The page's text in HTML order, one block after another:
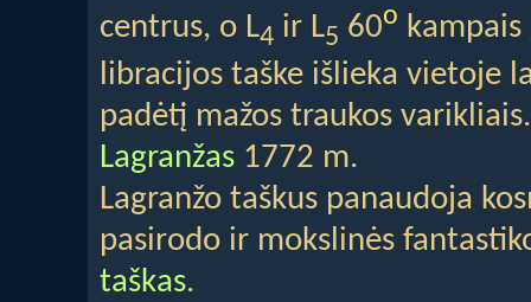
centrus, o L4 ir L5 60o
libracijos taške išlieka vietoje
padėtį mažos traukos
Lagranžas1772 m.
Lagranžo taškus panaudoja
pasirodo ir mokslinės
taškas.